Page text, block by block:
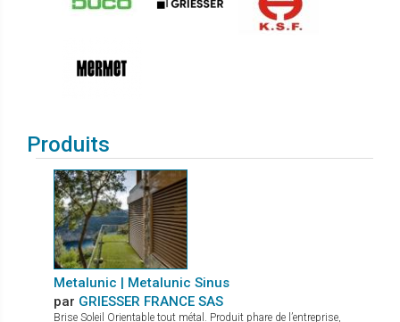
Produits
Metalunic | Metalunic Sinus
par GRIESSER FRANCE SAS
Brise Soleil Orientable tout métal. Produit phare de l’entreprise,